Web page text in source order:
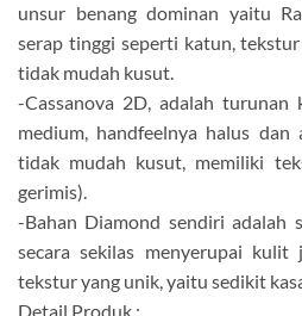
unsur benang dominan yaitu
serap tinggi seperti katun,
tidak mudah kusut.
-Cassanova 2D, adalah turunan
medium, handfeelnya halus dan
tidak mudah kusut, memiliki
gerimis).
-Bahan Diamond sendiri adalah
secara sekilas menyerupai
tekstur yang unik, yaitu sedikit
Detail Produk :